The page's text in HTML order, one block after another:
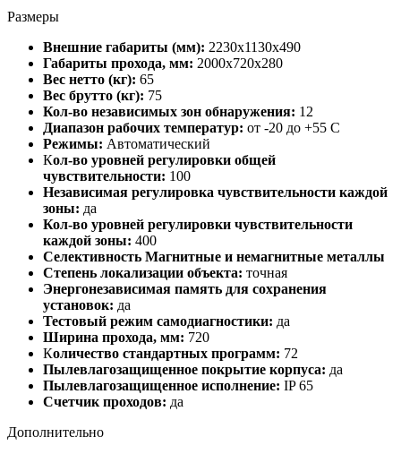
Размеры
Внешние габариты (мм): 2230х1130х490
Габариты прохода, мм: 2000х720х280
Вес нетто (кг): 65
Вес брутто (кг): 75
Кол-во независимых зон обнаружения: 12
Диапазон рабочих температур: от -20 до +55 C
Режимы: Автоматический
Кол-во уровней регулировки общей
чувствительности: 100
Независимая регулировка чувствительности каждой
зоны: да
Кол-во уровней регулировки чувствительности
каждой зоны: 400
Селективность Магнитные и немагнитные металлы
Степень локализации объекта: точная
Энергонезависимая память для сохранения
установок: да
Тестовый режим самодиагностики: да
Ширина прохода, мм: 720
Количество стандартных программ: 72
Пылевлагозащищенное покрытие корпуса: да
Пылевлагозащищенное исполнение: IP 65
Счетчик проходов: да
Дополнительно